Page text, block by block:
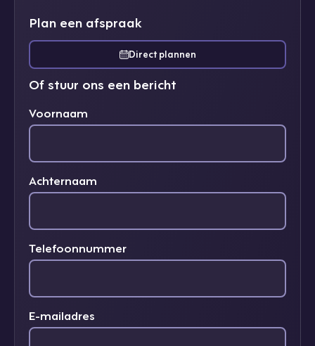
Plan een afspraak
Direct plannen
Of stuur ons een bericht
Voornaam
Achternaam
Telefoonnummer
E-mailadres